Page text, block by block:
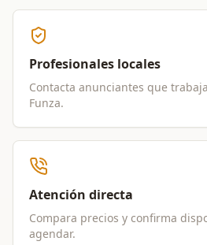
Profesionales locales
Contacta anunciantes que
Funza.
Atención directa
Compara precios y confirma
agendar.